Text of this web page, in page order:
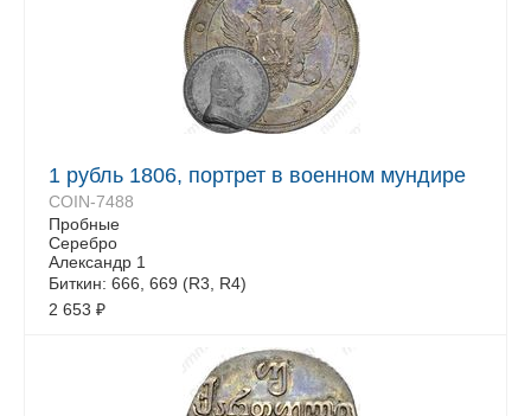
1 рубль 1806, портрет в военном мундире
COIN-7488
Пробные
Серебро
Александр 1
Биткин: 666, 669 (R3, R4)
2 653 ₽